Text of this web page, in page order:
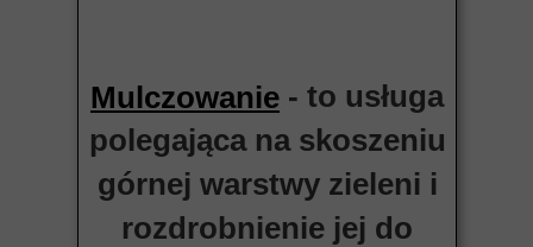
Mulczowanie - to usługa
polegająca na skoszeniu
górnej warstwy zieleni i
rozdrobnienie jej do